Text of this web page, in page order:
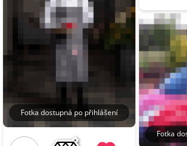
Fotka dostupná po přihlášení
Fotka